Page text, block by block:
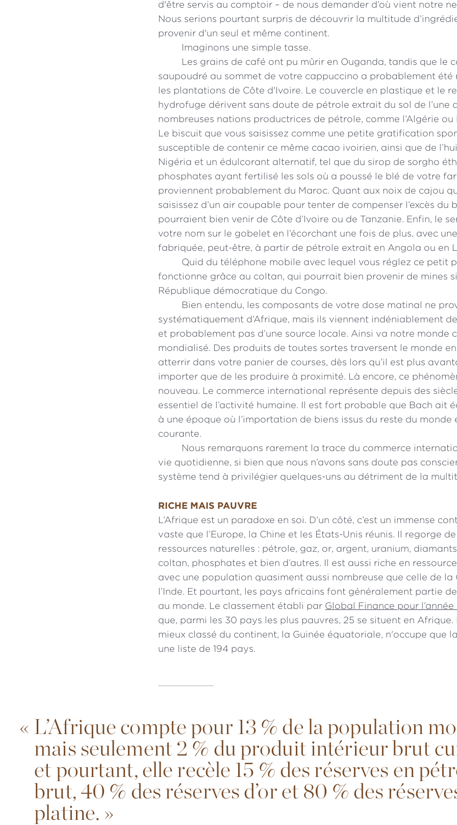
d'être servis au comptoir – de nous demander d’où vient notre
Nous serions pourtant surpris de découvrir la multitude
provenir d'un seul et même continent.
Imaginons une simple tasse.
Les grains de café ont pu mûrir en Ouganda, tandis que le
saupoudré au sommet de votre cappuccino a probablement été
les plantations de Côte d'Ivoire. Le couvercle en plastique et le
hydrofuge dérivent sans doute de pétrole extrait du sol de l’une
nombreuses nations productrices de pétrole, comme l’Algérie ou
Le biscuit que vous saisissez comme une petite gratification
susceptible de contenir ce même cacao ivoirien, ainsi que de
Nigéria et un édulcorant alternatif, tel que du sirop de sorgho
phosphates ayant fertilisé les sols où a poussé le blé de votre
proviennent probablement du Maroc. Quant aux noix de cajou
saisissez d’un air coupable pour tenter de compenser l’excès du
pourraient bien venir de Côte d’Ivoire ou de Tanzanie. Enfin, le
votre nom sur le gobelet en l’écorchant une fois de plus, avec
fabriquée, peut-être, à partir de pétrole extrait en Angola ou en
Quid du téléphone mobile avec lequel vous réglez ce petit
fonctionne grâce au coltan, qui pourrait bien provenir de mines
République démocratique du Congo.
Bien entendu, les composants de votre dose matinal ne
systématiquement d’Afrique, mais ils viennent indéniablement
et probablement pas d’une source locale. Ainsi va notre monde
mondialisé. Des produits de toutes sortes traversent le monde
atterrir dans votre panier de courses, dès lors qu’il est plus
importer que de les produire à proximité. Là encore, ce
nouveau. Le commerce international représente depuis des
essentiel de l’activité humaine. Il est fort probable que Bach ait
à une époque où l’importation de biens issus du reste du
courante.
Nous remarquons rarement la trace du commerce
vie quotidienne, si bien que nous n’avons sans doute pas
système tend à privilégier quelques-uns au détriment de la
RICHE MAIS PAUVRE
L’Afrique est un paradoxe en soi. D’un côté, c’est un immense
vaste que l’Europe, la Chine et les États-Unis réunis. Il regorge
ressources naturelles : pétrole, gaz, or, argent, uranium,
coltan, phosphates et bien d’autres. Il est aussi riche en
avec une population quasiment aussi nombreuse que celle de la
l’Inde. Et pourtant, les pays africains font généralement partie
au monde. Le classement établi par Global Finance pour l’année
que, parmi les 30 pays les plus pauvres, 25 se situent en Afrique.
mieux classé du continent, la Guinée équatoriale, n'occupe que
une liste de 194 pays.
« L’Afrique compte pour 13 % de la population
mais seulement 2 % du produit intérieur brut
et pourtant, elle recèle 15 % des réserves en
brut, 40 % des réserves d’or et 80 % des
platine. »